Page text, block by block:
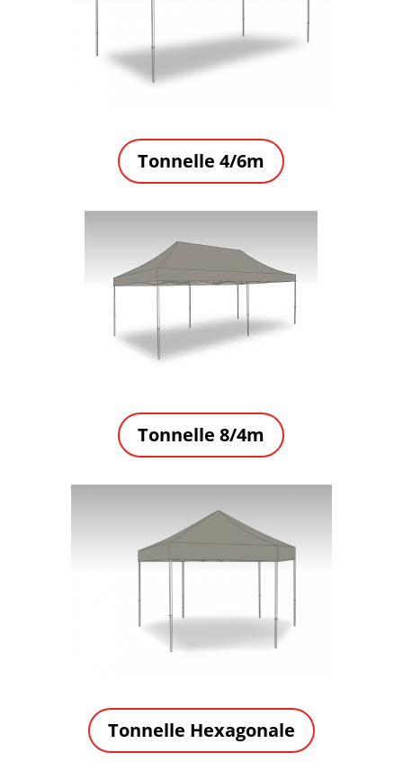
Tonnelle 4/6m
Tonnelle 8/4m
Tonnelle Hexagonale